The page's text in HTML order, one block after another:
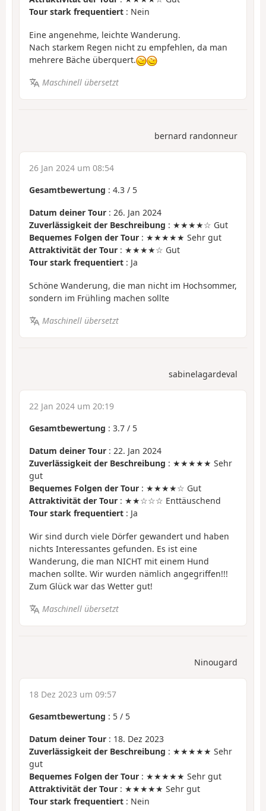
Tour stark frequentiert : Nein
Eine angenehme, leichte Wanderung.
Nach starkem Regen nicht zu empfehlen, da man
mehrere Bäche überquert.
Maschinell übersetzt
bernard randonneur
26 Jan 2024 um 08:54
Gesamtbewertung : 4.3 / 5
Datum deiner Tour : 26. Jan 2024
Zuverlässigkeit der Beschreibung : ★★★★☆ Gut
Bequemes Folgen der Tour : ★★★★★ Sehr gut
Attraktivität der Tour : ★★★★☆ Gut
Tour stark frequentiert : Ja
Schöne Wanderung, die man nicht im Hochsommer,
sondern im Frühling machen sollte
Maschinell übersetzt
sabinelagardeval
22 Jan 2024 um 20:19
Gesamtbewertung : 3.7 / 5
Datum deiner Tour : 22. Jan 2024
Zuverlässigkeit der Beschreibung : ★★★★★ Sehr
gut
Bequemes Folgen der Tour : ★★★★☆ Gut
Attraktivität der Tour : ★★☆☆☆ Enttäuschend
Tour stark frequentiert : Ja
Wir sind durch viele Dörfer gewandert und haben
nichts Interessantes gefunden. Es ist eine
Wanderung, die man NICHT mit einem Hund
machen sollte. Wir wurden nämlich angegriffen!!!
Zum Glück war das Wetter gut!
Maschinell übersetzt
Ninougard
18 Dez 2023 um 09:57
Gesamtbewertung : 5 / 5
Datum deiner Tour : 18. Dez 2023
Zuverlässigkeit der Beschreibung : ★★★★★ Sehr
gut
Bequemes Folgen der Tour : ★★★★★ Sehr gut
Attraktivität der Tour : ★★★★★ Sehr gut
Tour stark frequentiert : Nein